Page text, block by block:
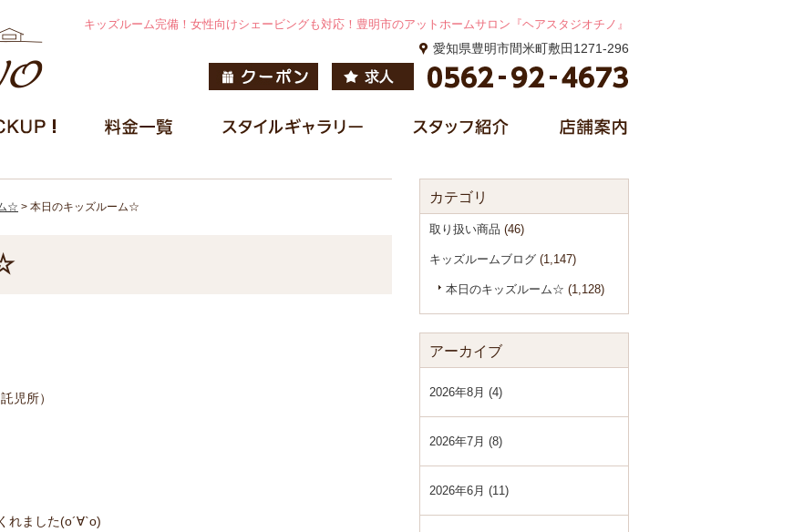
キッズルーム完備！女性向けシェービングも対応！豊明市のアットホームサロン『ヘアスタジオチノ』
愛知県豊明市間米町敷田1271-296
☆ > 本日のキッズルーム☆
児所）
れました(о´∀`о)
カテゴリ
取り扱い商品 (46)
キッズルームブログ (1,147)
本日のキッズルーム☆ (1,128)
アーカイブ
2026年8月 (4)
2026年7月 (8)
2026年6月 (11)